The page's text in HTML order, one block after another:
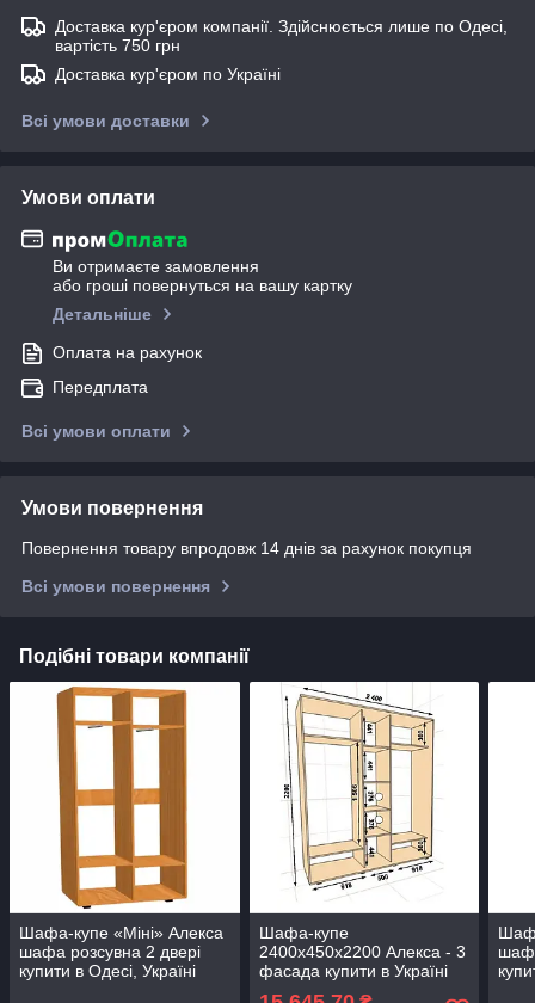
Доставка кур'єром компанії. Здійснюється лише по Одесі,
вартість 750 грн
Доставка кур'єром по Україні
Всі умови доставки
Умови оплати
Ви отримаєте замовлення
або гроші повернуться на вашу картку
Детальніше
Оплата на рахунок
Передплата
Всі умови оплати
Умови повернення
Повернення товару впродовж 14 днів за рахунок покупця
Всі умови повернення
Подібні товари компанії
Шафа-купе «Міні» Алекса
шафа розсувна 2 двері
купити в Одесі, Україні
Шафа-купе
2400х450х2200 Алекса - 3
фасада купити в Україні